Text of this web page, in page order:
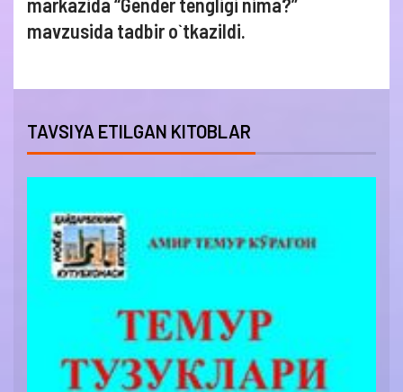
markazida “Gender tengligi nima?”
mavzusida tadbir o`tkazildi.
TAVSIYA ETILGAN KITOBLAR